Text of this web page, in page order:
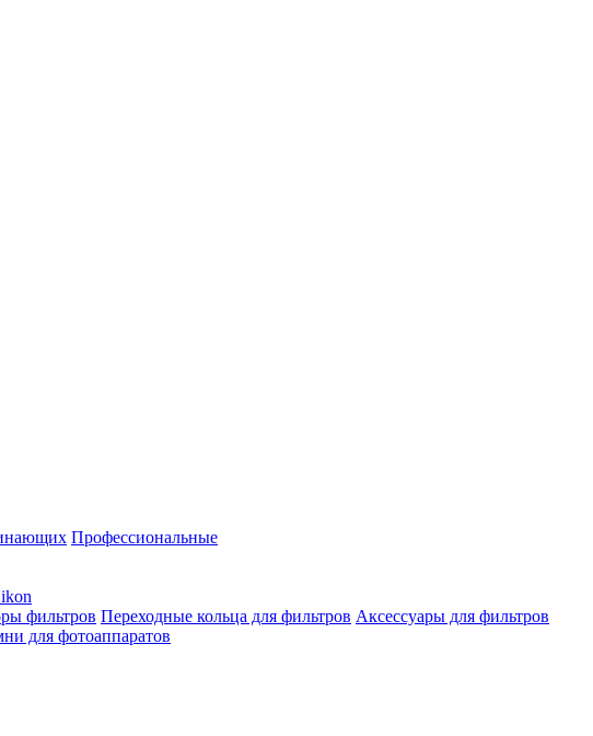
Профессиональные
фильтров Переходные кольца для фильтров Аксессуары для фильтров
для фотоаппаратов